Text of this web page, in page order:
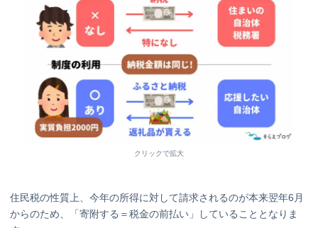
クリックで拡大
住民税の性質上、今年の所得に対して請求されるのが本来翌年6月
からのため、「寄附する＝税金の前払い」していることとなりま